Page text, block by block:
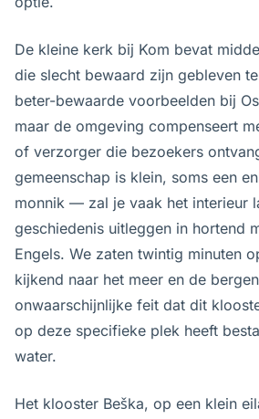
De kleine kerk bij Kom bevat
die slecht bewaard zijn gebleven
beter-bewaarde voorbeelden bij
maar de omgeving compenseert
of verzorger die bezoekers
gemeenschap is klein, soms een
monnik — zal je vaak het interieur
geschiedenis uitleggen in hortend
Engels. We zaten twintig minuten
kijkend naar het meer en de
onwaarschijnlijke feit dat dit
op deze specifieke plek heeft
water.
Het klooster Beška, op een klein